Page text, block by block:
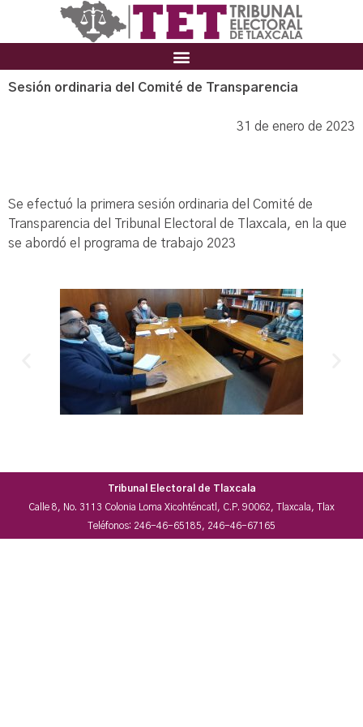
Sesión ordinaria del Comité de Transparencia
31 de enero de 2023
Se efectuó la primera sesión ordinaria del Comité de
Transparencia del Tribunal Electoral de Tlaxcala, en la que
se abordó el programa de trabajo 2023
Tribunal Electoral de Tlaxcala
Calle 8, No. 3113 Colonia Loma Xicohténcatl, C.P. 90062, Tlaxcala, Tlax
Teléfonos: 246-46-65185, 246-46-67165